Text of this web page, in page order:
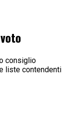
consiglio
liste contendenti